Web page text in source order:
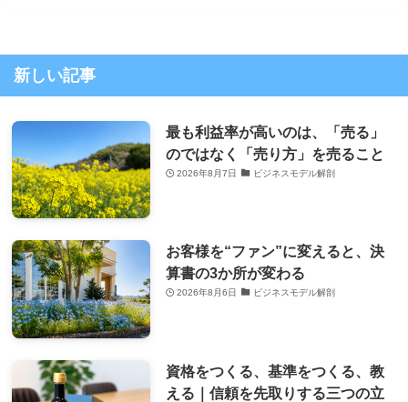
新しい記事
最も利益率が高いのは、「売る」
のではなく「売り方」を売ること
2026年8月7日 ビジネスモデル解剖
お客様を“ファン”に変えると、決
算書の3か所が変わる
2026年8月6日 ビジネスモデル解剖
資格をつくる、基準をつくる、教
える｜信頼を先取りする三つの立